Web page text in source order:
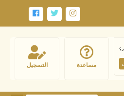
التسجيل مساعدة